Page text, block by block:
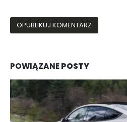
POWIĄZANEPOSTY